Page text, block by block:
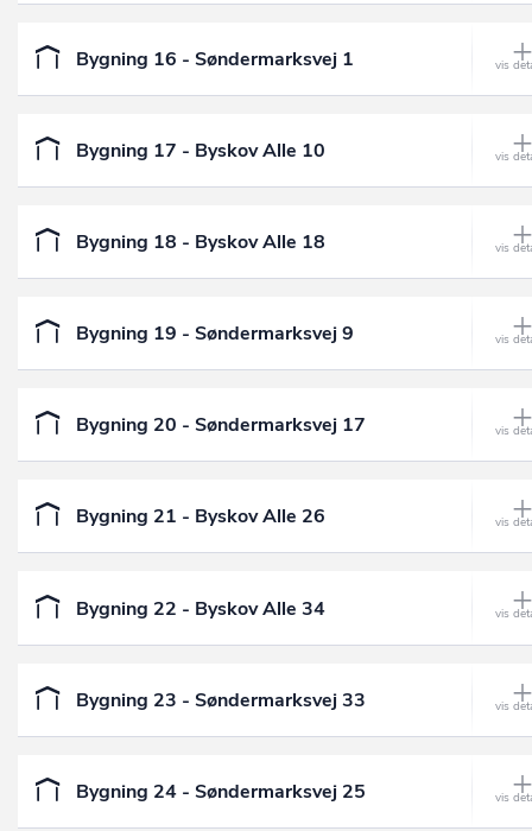
Bygning 16 - Søndermarksvej 1
Bygning 17 - Byskov Alle 10
Bygning 18 - Byskov Alle 18
Bygning 19 - Søndermarksvej 9
Bygning 20 - Søndermarksvej 17
Bygning 21 - Byskov Alle 26
Bygning 22 - Byskov Alle 34
Bygning 23 - Søndermarksvej 33
Bygning 24 - Søndermarksvej 25